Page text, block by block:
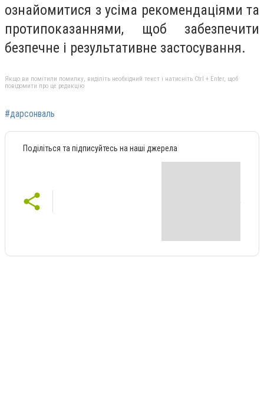
ознайомитися з усіма рекомендаціями та
протипоказаннями, щоб забезпечити
безпечне і результативне застосування.
Якщо ви помітили помилку, виділіть необхідний текст і натисніть Ctrl + Enter, щоб
повідомити про це редакцію
#дарсонваль
Поділіться та підписуйтесь на наші джерела